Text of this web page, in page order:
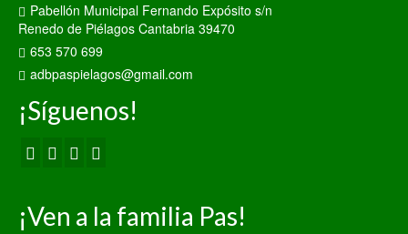
Pabellón Municipal Fernando Expósito s/n
Renedo de Piélagos Cantabria 39470
653 570 699
adbpaspielagos@gmail.com
¡Síguenos!
¡Ven a la familia Pas!